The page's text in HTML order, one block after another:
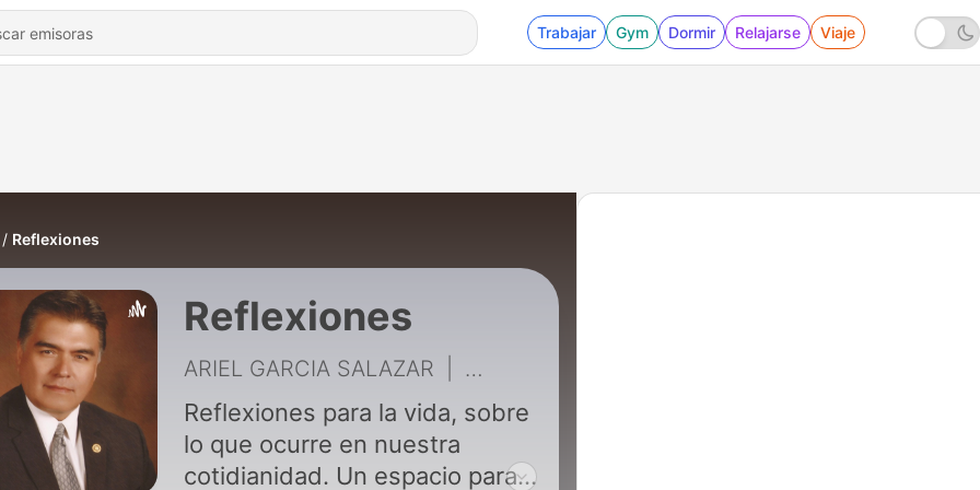
Trabajar Gym Dormir Relajarse Viaje
Reflexiones
Reflexiones
ARIEL GARCIA SALAZAR 56 - En la búsqueda de la felicidad
Reflexiones para la vida, sobre
lo que ocurre en nuestra
cotidianidad. Un espacio para